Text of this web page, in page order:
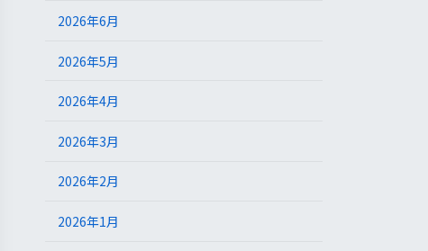
2026年6月
2026年5月
2026年4月
2026年3月
2026年2月
2026年1月